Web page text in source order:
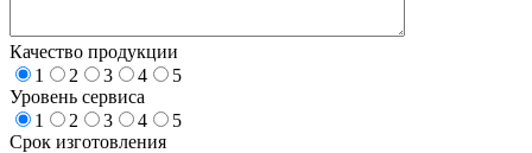
Качество продукции
1
2 3 4
5
Уровень сервиса
1
2 3 4
5
Срок изготовления